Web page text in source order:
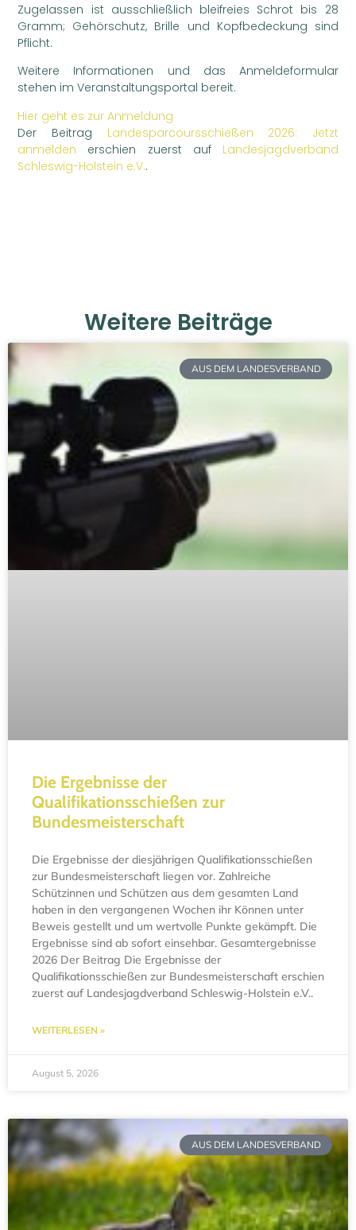
Zugelassen ist ausschließlich bleifreies Schrot bis 28
Gramm; Gehörschutz, Brille und Kopfbedeckung sind
Pflicht.
Weitere Informationen und das Anmeldeformular
stehen im Veranstaltungsportal bereit.
Hier geht es zur Anmeldung
Der Beitrag Landesparcoursschießen 2026: Jetzt
anmelden erschien zuerst auf Landesjagdverband
Schleswig-Holstein e.V..
Weitere Beiträge
AUS DEM LANDESVERBAND
Die Ergebnisse der
Qualifikationsschießen zur
Bundesmeisterschaft
Die Ergebnisse der diesjährigen Qualifikationsschießen
zur Bundesmeisterschaft liegen vor. Zahlreiche
Schützinnen und Schützen aus dem gesamten Land
haben in den vergangenen Wochen ihr Können unter
Beweis gestellt und um wertvolle Punkte gekämpft. Die
Ergebnisse sind ab sofort einsehbar. Gesamtergebnisse
2026 Der Beitrag Die Ergebnisse der
Qualifikationsschießen zur Bundesmeisterschaft erschien
zuerst auf Landesjagdverband Schleswig-Holstein e.V..
WEITERLESEN »
August 5, 2026
AUS DEM LANDESVERBAND